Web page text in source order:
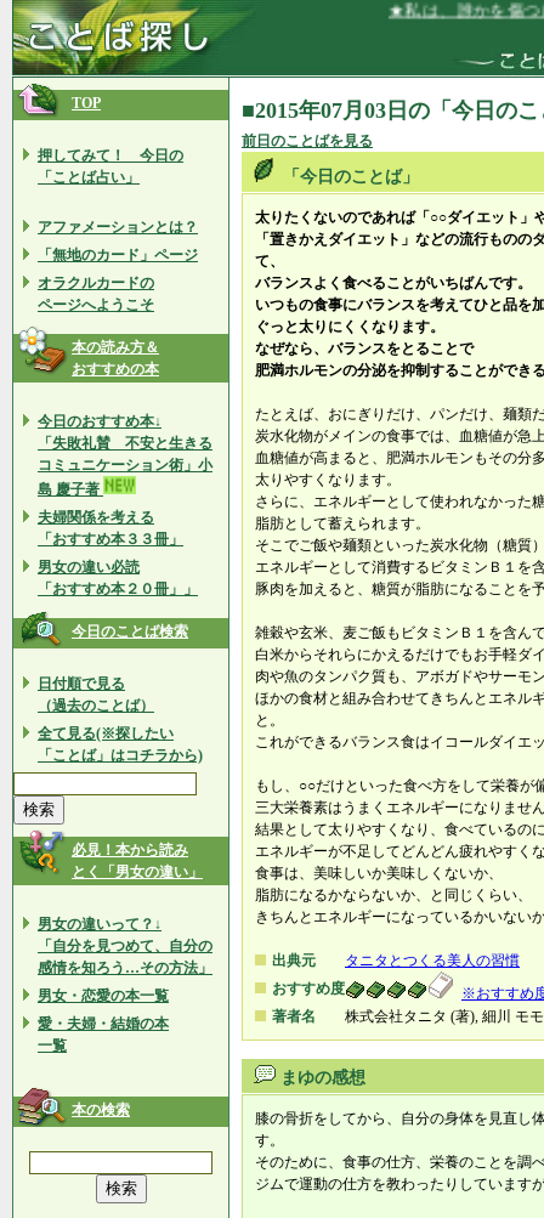
★私は、誰かを傷つけ
TOP
押してみて！ 今日の
「ことば占い」
アファメーションとは？
「無地のカード」ページ
オラクルカードの
ページへようこそ
本の読み方＆
おすすめの本
今日のおすすめ本↓
「失敗礼賛 不安と生きる
コミュニケーション術」小
島 慶子著
夫婦関係を考える
「おすすめ本３３冊」
男女の違い必読
「おすすめ本２０冊」」
今日のことば検索
日付順で見る
（過去のことば）
全て見る(※探したい
「ことば」はコチラから)
必見！本から読み
とく「男女の違い」
男女の違いって？↓
「自分を見つめて、自分の
感情を知ろう…その方法」
男女・恋愛の本一覧
愛・夫婦・結婚の本
一覧
本の検索
■2015年07月03日の「今日の
前日のことばを見る
「今日のことば」
太りたくないのであれば「○○ダイエット」
「置きかえダイエット」などの流行ものの
て、
バランスよく食べることがいちばんです。
いつもの食事にバランスを考えてひと品を
ぐっと太りにくくなります。
なぜなら、バランスをとることで
肥満ホルモンの分泌を抑制することができ
たとえば、おにぎりだけ、パンだけ、麺類
炭水化物がメインの食事では、血糖値が急
血糖値が高まると、肥満ホルモンもその分
太りやすくなります。
さらに、エネルギーとして使われなかった
脂肪として蓄えられます。
そこでご飯や麺類といった炭水化物（糖質
エネルギーとして消費するビタミンＢ１を
豚肉を加えると、糖質が脂肪になることを
雑穀や玄米、麦ご飯もビタミンＢ１を含ん
白米からそれらにかえるだけでもお手軽ダ
肉や魚のタンパク質も、アボガドやサーモ
ほかの食材と組み合わせてきちんとエネル
と。
これができるバランス食はイコールダイエ
もし、○○だけといった食べ方をして栄養が
三大栄養素はうまくエネルギーになりませ
結果として太りやすくなり、食べているの
エネルギーが不足してどんどん疲れやすく
食事は、美味しいか美味しくないか、
脂肪になるかならないか、と同じくらい、
きちんとエネルギーになっているかいない
出典元
タニタとつくる美人の習慣
おすすめ度
※おすすめ
著者名
株式会社タニタ (著), 細川 モ
まゆの感想
膝の骨折をしてから、自分の身体を見直し
す。
そのために、食事の仕方、栄養のことを調
ジムで運動の仕方を教わったりしています